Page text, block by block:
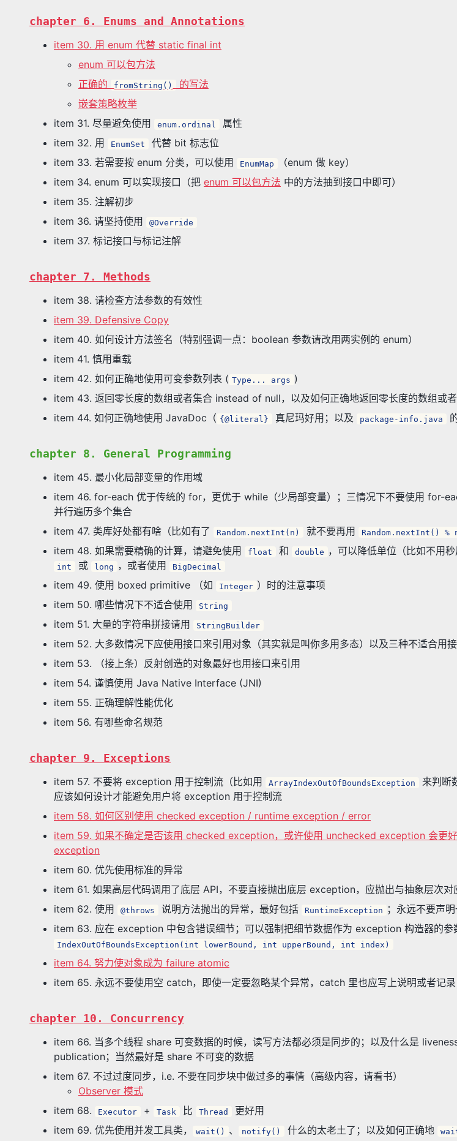
chapter 6. Enums and Annotations
item 30. 用 enum 代替 static final int
enum 可以包方法
正确的
fromString()
的写法
嵌套策略枚举
item 31. 尽量避免使用
enum.ordinal
属性
item 32. 用
EnumSet
代替 bit 标志位
item 33. 若需要按 enum 分类，可以使用
EnumMap
（enum 做 key）
item 34. enum 可以实现接口（把 enum 可以包方法 中的方法抽到接口中即可）
item 35. 注解初步
item 36. 请坚持使用
@Override
item 37. 标记接口与标记注解
chapter 7. Methods
item 38. 请检查方法参数的有效性
item 39. Defensive Copy
item 40. 如何设计方法签名（特别强调一点：boolean 参数请改用两实例的 enum）
item 41. 慎用重载
item 42. 如何正确地使用可变参数列表 ( Type... args )
item 43. 返回零长度的数组或者集合 instead of null，以及如何正确地返回零长度的数组或
item 44. 如何正确地使用 JavaDoc（ {@literal} 真尼玛好用；以及 package-info.java
chapter 8. General Programming
item 45. 最小化局部变量的作用域
item 46. for-each 优于传统的 for，更优于 while（少局部变量）；三情况下不要使用 for-
并行遍历多个集合
item 47. 类库好处都有啥（比如有了
Random.nextInt(n) 就不要再用 Random.nextInt() %
item 48. 如果需要精确的计算，请避免使用
float 和 double ，可以降低单位（比如不用
int 或 long ，或者使用 BigDecimal
item 49. 使用 boxed primitive （如 Integer ）时的注意事项
item 50. 哪些情况下不适合使用
String
item 51. 大量的字符串拼接请用 StringBuilder
item 52. 大多数情况下应使用接口来引用对象（其实就是叫你多用多态）以及三种不适合用
item 53. （接上条）反射创造的对象最好也用接口来引用
item 54. 谨慎使用 Java Native Interface (JNI)
item 55. 正确理解性能优化
item 56. 有哪些命名规范
chapter 9. Exceptions
item 57. 不要将 exception 用于控制流（比如用 ArrayIndexOutOfBoundsException
来判断
应该如何设计才能避免用户将 exception 用于控制流
item 58. 如何区别使用 checked exception / runtime exception / error
item 59. 如果不确定是否该用 checked exception，或许使用 unchecked exception 会更
exception
item 60. 优先使用标准的异常
item 61. 如果高层代码调用了底层 API，不要直接抛出底层 exception，应抛出与抽象层次
item 62. 使用
@throws 说明方法抛出的异常，最好包括 RuntimeException
；永远不要声
item 63. 应在 exception 中包含错误细节；可以强制把细节数据作为 exception 构造器的参
IndexOutOfBoundsException(int lowerBound, int upperBound, int index)
item 64. 努力使对象成为 failure atomic
item 65. 永远不要使用空 catch，即使一定要忽略某个异常，catch 里也应写上说明或者记
chapter 10. Concurrency
item 66. 当多个线程 share 可变数据的时候，读写方法都必须是同步的；以及什么是
publication；当然最好是 share 不可变的数据
item 67. 不过过度同步，i.e. 不要在同步块中做过多的事情（高级内容，请看书）
Observer 模式
item 68.
Executor + Task 比 Thread
更好用
item 69. 优先使用并发工具类，
wait() 、 notify() 什么的太老土了；以及如何正确地